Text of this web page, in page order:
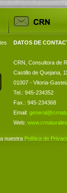
DATOS DE
CRN, Consultora de
Castillo de Quejana,
01007 - Vitoria-
Tel.: 945-234352
Fax.: 945-234368
Email:
Web:
nuestraPolítica de